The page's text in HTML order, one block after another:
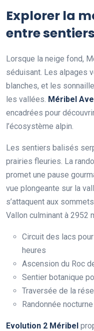
Explorer la
entre
Lorsque la neige fond,
séduisant. Les alpages
blanches, et les
les vallées. Méribel
encadrées pour
l’écosystème alpin.
Les sentiers balisés
prairies fleuries. La
promet une pause
vue plongeante sur la
s’attaquent aux
Vallon culminant à 2952
Circuit des lacs
heures
Ascension du Roc
Sentier botanique
Traversée de la
Randonnée
Evolution 2 Méribel